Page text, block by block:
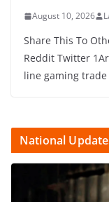
August 10, 2026
Share This To
Reddit Twitter
line gaming
National